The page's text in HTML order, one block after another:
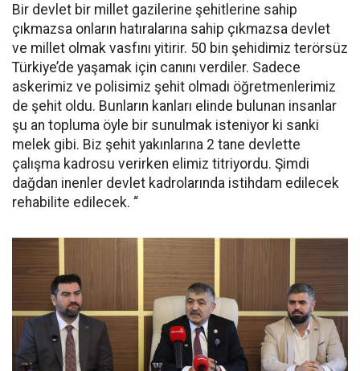
Bir devlet bir millet gazilerine şehitlerine sahip
çıkmazsa onların hatıralarına sahip çıkmazsa devlet
ve millet olmak vasfını yitirir. 50 bin şehidimiz terörsüz
Türkiye’de yaşamak için canını verdiler. Sadece
askerimiz ve polisimiz şehit olmadı öğretmenlerimiz
de şehit oldu. Bunların kanları elinde bulunan insanlar
şu an topluma öyle bir sunulmak isteniyor ki sanki
melek gibi. Biz şehit yakınlarına 2 tane devlette
çalışma kadrosu verirken elimiz titriyordu. Şimdi
dağdan inenler devlet kadrolarında istihdam edilecek
rehabilite edilecek. “